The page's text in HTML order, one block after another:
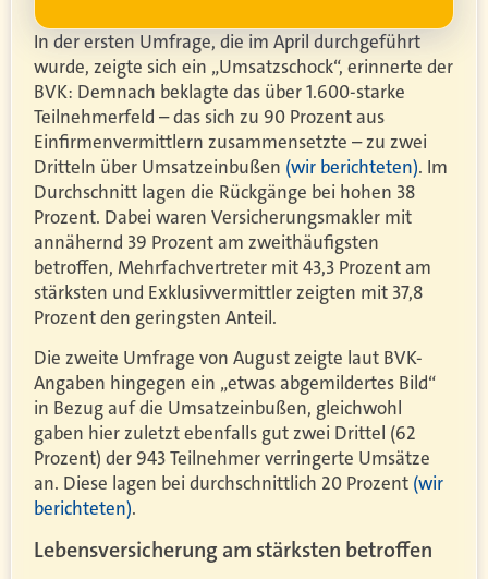
In der ersten Umfrage, die im April durchgeführt
wurde, zeigte sich ein „Umsatzschock“, erinnerte der
BVK: Demnach beklagte das über 1.600-starke
Teilnehmerfeld – das sich zu 90 Prozent aus
Einfirmenvermittlern zusammensetzte – zu zwei
Dritteln über Umsatzeinbußen (wir berichteten). Im
Durchschnitt lagen die Rückgänge bei hohen 38
Prozent. Dabei waren Versicherungsmakler mit
annähernd 39 Prozent am zweithäufigsten
betroffen, Mehrfachvertreter mit 43,3 Prozent am
stärksten und Exklusivvermittler zeigten mit 37,8
Prozent den geringsten Anteil.
Die zweite Umfrage von August zeigte laut BVK-
Angaben hingegen ein „etwas abgemildertes Bild“
in Bezug auf die Umsatzeinbußen, gleichwohl
gaben hier zuletzt ebenfalls gut zwei Drittel (62
Prozent) der 943 Teilnehmer verringerte Umsätze
an. Diese lagen bei durchschnittlich 20 Prozent (wir
berichteten).
Lebensversicherung am stärksten betroffen